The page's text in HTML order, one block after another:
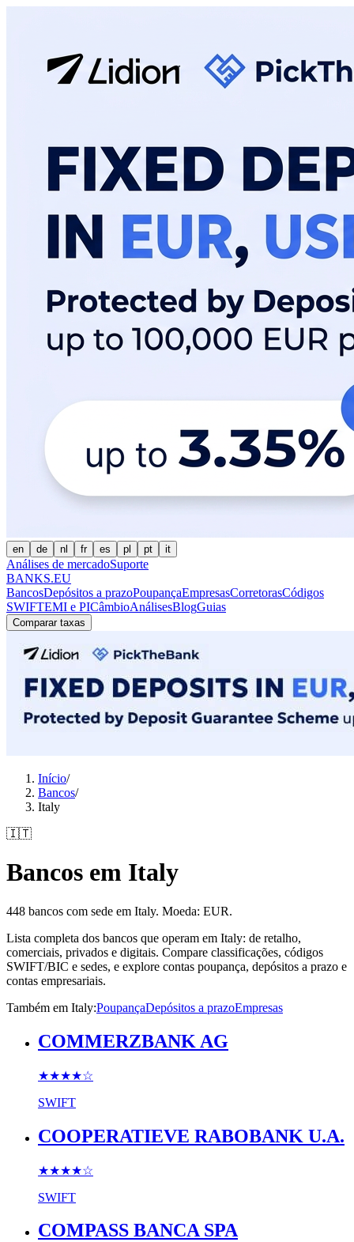
en de nl fr es pl pt it
Análises de mercadoSuporte
BANKS.EU
BancosDepósitos a prazoPoupançaEmpresasCorretorasCódigos
SWIFTEMI e PICâmbioAnálisesBlogGuias
Comparar taxas
Início/
Bancos/
Italy
🇮🇹
Bancos em Italy
448 bancos com sede em Italy. Moeda: EUR.
Lista completa dos bancos que operam em Italy: de retalho,
comerciais, privados e digitais. Compare classificações, códigos
SWIFT/BIC e sedes, e explore contas poupança, depósitos a prazo e
contas empresariais.
Também em Italy:PoupançaDepósitos a prazoEmpresas
COMMERZBANK AG
★★★★☆
SWIFT
COOPERATIEVE RABOBANK U.A.
★★★★☆
SWIFT
COMPASS BANCA SPA